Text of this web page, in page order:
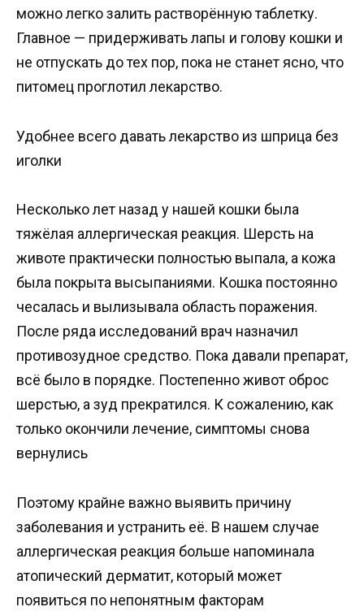
можно легко залить растворённую таблетку.
Главное — придерживать лапы и голову кошки и
не отпускать до тех пор, пока не станет ясно, что
питомец проглотил лекарство.
Удобнее всего давать лекарство из шприца без
иголки
Несколько лет назад у нашей кошки была
тяжёлая аллергическая реакция. Шерсть на
животе практически полностью выпала, а кожа
была покрыта высыпаниями. Кошка постоянно
чесалась и вылизывала область поражения.
После ряда исследований врач назначил
противозудное средство. Пока давали препарат,
всё было в порядке. Постепенно живот оброс
шерстью, а зуд прекратился. К сожалению, как
только окончили лечение, симптомы снова
вернулись
Поэтому крайне важно выявить причину
заболевания и устранить её. В нашем случае
аллергическая реакция больше напоминала
атопический дерматит, который может
появиться по непонятным факторам